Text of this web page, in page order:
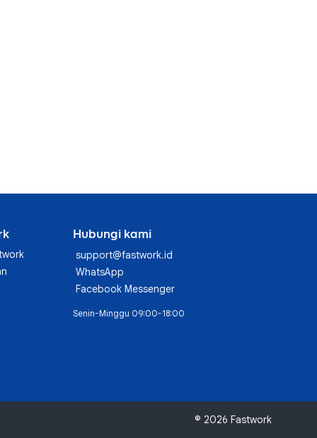
Hubungi kami
support@fastwork.id
WhatsApp
Facebook Messenger
Senin-Minggu 09:00-18:00
© 2026 Fastwork